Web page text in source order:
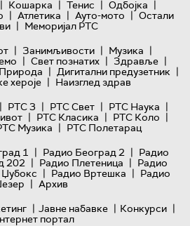
| Кошарка | Тенис | Одбојка |
| Атлетика | Ауто-мото | Остали
| Меморијал РТС
| Занимљивости | Музика |
| Свет познатих | Здравље |
Природа | Дигитални предузетник |
хероје | Наизглед здрав
| РТС 3 | РТС Свет | РТС Наука |
| РТС Класика | РТС Коло |
Музика | РТС Полетарац
1 | Радио Београд 2 | Радио
202 | Радио Плетеница | Радио
| Радио Вртешка | Радио
| Архив
| Јавне набавке | Конкурси |
портал